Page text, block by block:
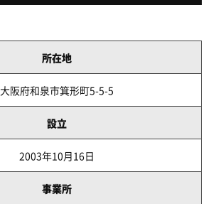
所在地
大阪府和泉市箕形町5-5-5
設立
2003年10月16日
事業所